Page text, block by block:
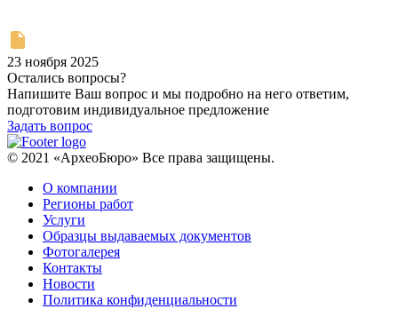
23 ноября 2025
Остались вопросы?
Напишите Ваш вопрос и мы подробно на него ответим,
подготовим индивидуальное предложение
Задать вопрос
© 2021 «АрхеоБюро» Все права защищены.
О компании
Регионы работ
Услуги
Образцы выдаваемых документов
Фотогалерея
Контакты
Новости
Политика конфиденциальности